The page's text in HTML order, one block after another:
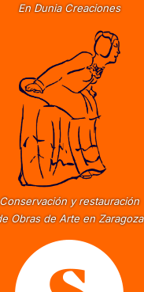
En Dunia Creaciones
Conservación y restauración
Obras de Arte en Zaragoza